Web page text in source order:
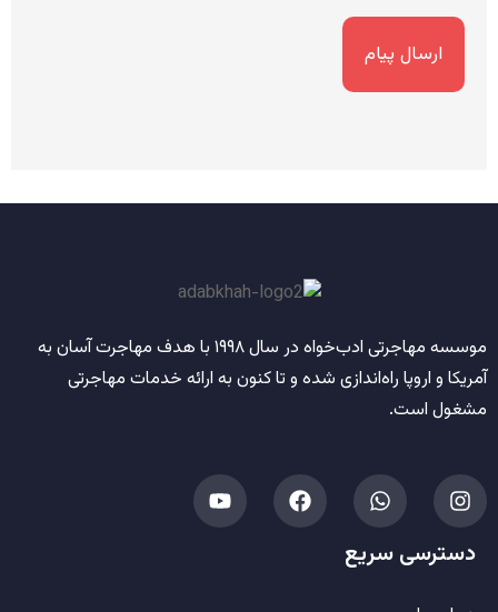
موسسه مهاجرتی ادب‌خواه در سال
با هدف مهاجرت آسان به
آمریکا و اروپا راه‌اندازی شده و تا کنون به ارائه خدمات مهاجرتی
مشغول است.
دسترسی سریع